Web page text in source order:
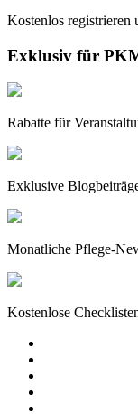
Kostenlos registrieren
Exklusiv für
Rabatte für
Exklusive
Monatliche Pflege-
Kostenlose